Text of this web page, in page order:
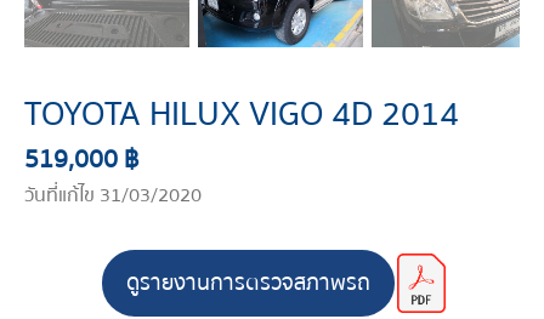
TOYOTA HILUX VIGO 4D 2014
519,000 ฿
วันที่แก้ไข 31/03/2020
ดูรายงานการตรวจสภาพรถ